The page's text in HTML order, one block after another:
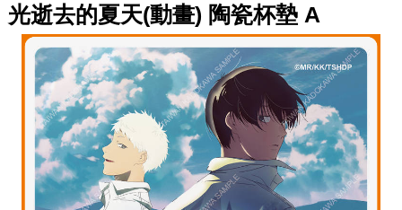
光逝去的夏天(動畫) 陶瓷杯墊 A